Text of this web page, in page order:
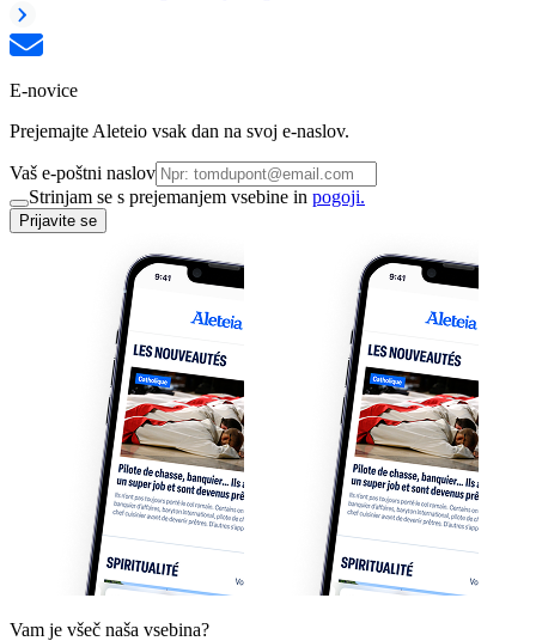
E-novice
Prejemajte Aleteio vsak dan na svoj e-naslov.
Vaš e-poštni naslov
Strinjam se s prejemanjem vsebine in pogoji.
Prijavite se
Vam je všeč naša vsebina?